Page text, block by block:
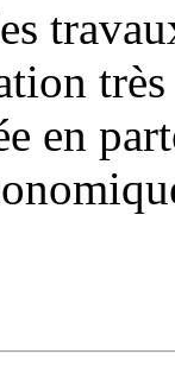
en